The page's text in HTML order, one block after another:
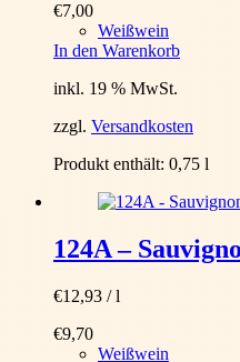
€7,00
Weißwein
In den Warenkorb
inkl. 19 % MwSt.
zzgl. Versandkosten
Produkt enthält: 0,75 l
124A –
€12,93 /l
€9,70
Weißwein